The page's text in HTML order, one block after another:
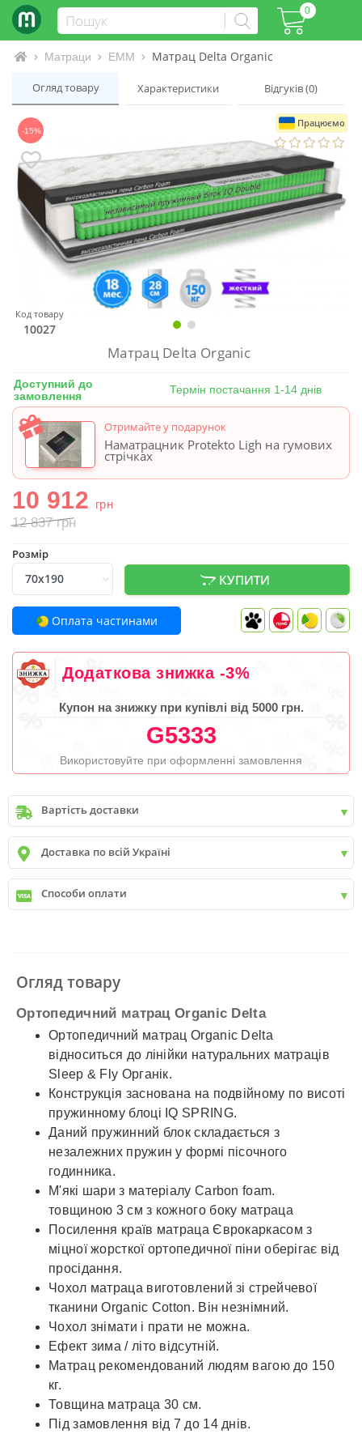
0
Інтернет-магазин матраців та ліжок
Матраци EMM Матрац Delta Organic
Огляд товару Характеристики Відгуків (0)
Працюємо
-15%
Код товару
10027
Матрац Delta Organic
Доступний до
замовлення
Термін постачання 1-14 днів
Отримайте у подарунок
Наматрацник Protekto Ligh на гумових
стрічках
10 912 грн
12 837грн
Розмір
КУПИТИ
Оплата частинами
Додаткова знижка -3%
Купон на знижку при купівлі від 5000 грн.
G5333
Використовуйте при оформленні замовлення
Вартість доставки
Київдо9999 грн. -400 грн.
Київвід9999 грн - БЕЗКОШТОВНО
Київ передмістя +30 грн\км
Доставка по всій Україні
✓Нова пошта
✓Делівері
✓Автолюкс
Способи оплати
✓ Детальніше
Огляд товару
Ортопедичний матрац Organic Delta
Ортопедичний матрац Organic Delta
відноситься до лінійки натуральних матраців
Sleep & Fly Органік.
Конструкція заснована на подвійному по висоті
пружинному блоці IQ SPRING.
Даний пружинний блок складається з
незалежних пружин у формі пісочного
годинника.
М'які шари з матеріалу Carbon foam.
товщиною 3 см з кожного боку матраца
Посилення країв матраца Єврокаркасом з
міцної жорсткої ортопедичної піни оберігає від
просідання.
Чохол матраца виготовлений зі стрейчевої
тканини Organic Cotton. Він незнімний.
Чохол знімати і прати не можна.
Ефект зима / літо відсутній.
Матрац рекомендований людям вагою до 150
кг.
Товщина матраца 30 см.
Під замовлення від 7 до 14 днів.